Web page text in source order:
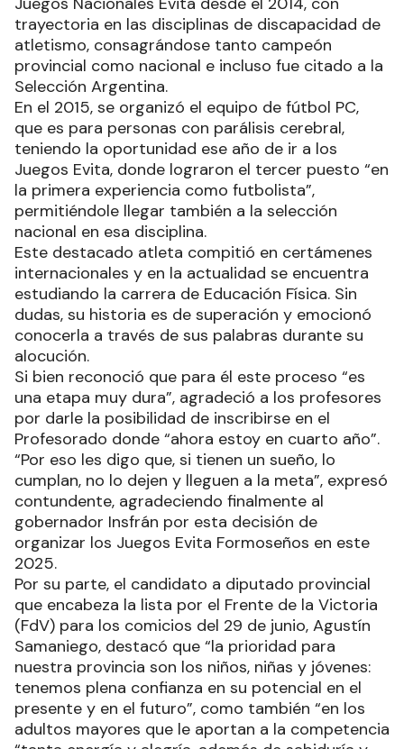
trayectoria en las disciplinas de discapacidad de
atletismo, consagrándose tanto campeón
provincial como nacional e incluso fue citado a la
Selección Argentina.
En el 2015, se organizó el equipo de fútbol PC,
que es para personas con parálisis cerebral,
teniendo la oportunidad ese año de ir a los
Juegos Evita, donde lograron el tercer puesto “en
la primera experiencia como futbolista”,
permitiéndole llegar también a la selección
nacional en esa disciplina.
Este destacado atleta compitió en certámenes
internacionales y en la actualidad se encuentra
estudiando la carrera de Educación Física. Sin
dudas, su historia es de superación y emocionó
conocerla a través de sus palabras durante su
alocución.
Si bien reconoció que para él este proceso “es
una etapa muy dura”, agradeció a los profesores
por darle la posibilidad de inscribirse en el
Profesorado donde “ahora estoy en cuarto año”.
“Por eso les digo que, si tienen un sueño, lo
cumplan, no lo dejen y lleguen a la meta”, expresó
contundente, agradeciendo finalmente al
gobernador Insfrán por esta decisión de
organizar los Juegos Evita Formoseños en este
2025.
Por su parte, el candidato a diputado provincial
que encabeza la lista por el Frente de la Victoria
(FdV) para los comicios del 29 de junio, Agustín
Samaniego, destacó que “la prioridad para
nuestra provincia son los niños, niñas y jóvenes:
tenemos plena confianza en su potencial en el
presente y en el futuro”, como también “en los
adultos mayores que le aportan a la competencia